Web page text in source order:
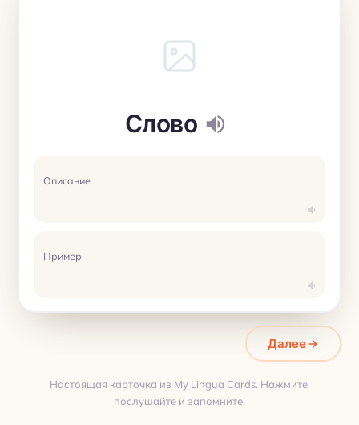
Слово
Описание
Пример
Далее
Настоящая карточка из My Lingua Cards. Нажмите,
послушайте и запомните.